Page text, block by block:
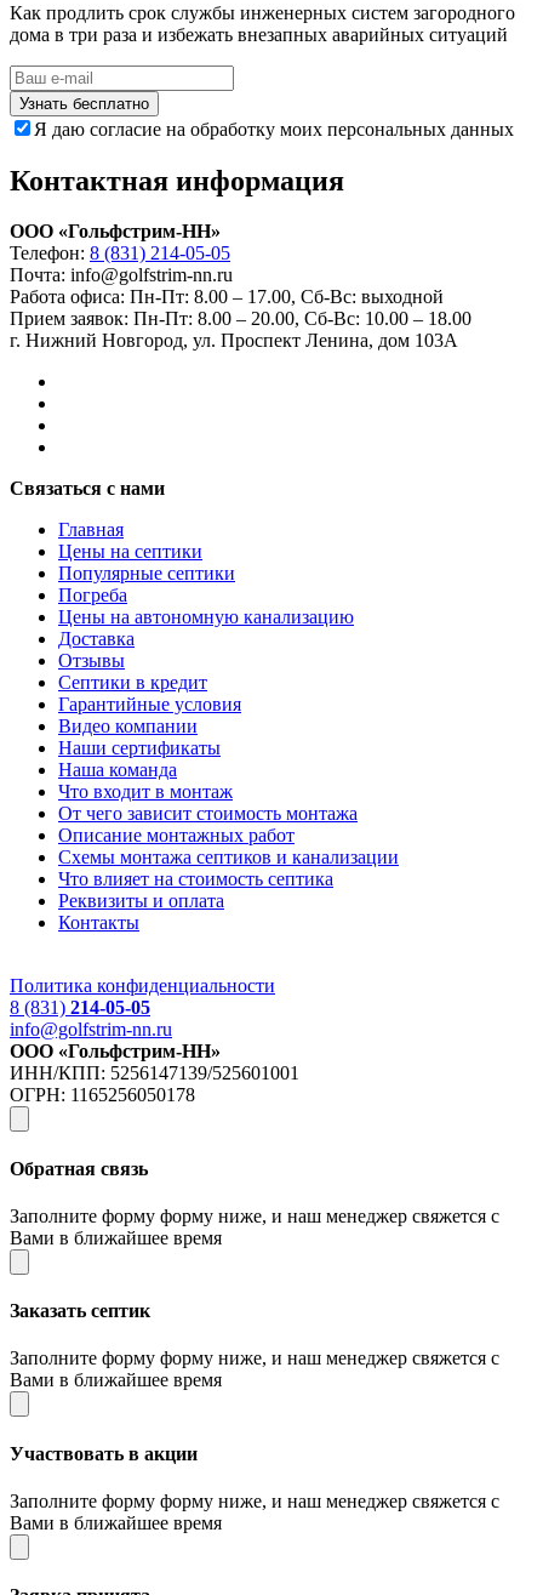
Как продлить срок службы инженерных систем загородного
дома в три раза и избежать внезапных аварийных ситуаций
Узнать бесплатно
Я даю согласие на обработку моих персональных данных
Контактная информация
ООО «Гольфстрим-НН»
Телефон: 8 (831) 214-05-05
Почта: info@golfstrim-nn.ru
Работа офиса: Пн-Пт: 8.00 – 17.00, Сб-Вс: выходной
Прием заявок: Пн-Пт: 8.00 – 20.00, Сб-Вс: 10.00 – 18.00
г. Нижний Новгород, ул. Проспект Ленина, дом 103А
Связаться с нами
Главная
Цены на септики
Популярные септики
Погреба
Цены на автономную канализацию
Доставка
Отзывы
Септики в кредит
Гарантийные условия
Видео компании
Наши сертификаты
Наша команда
Что входит в монтаж
От чего зависит стоимость монтажа
Описание монтажных работ
Схемы монтажа септиков и канализации
Что влияет на стоимость септика
Реквизиты и оплата
Контакты
Политика конфиденциальности
8 (831) 214-05-05
info@golfstrim-nn.ru
ООО «Гольфстрим-НН»
ИНН/КПП: 5256147139/525601001
ОГРН: 1165256050178
Обратная связь
Заполните форму форму ниже, и наш менеджер свяжется с
Вами в ближайшее время
Заказать септик
Заполните форму форму ниже, и наш менеджер свяжется с
Вами в ближайшее время
Участвовать в акции
Заполните форму форму ниже, и наш менеджер свяжется с
Вами в ближайшее время